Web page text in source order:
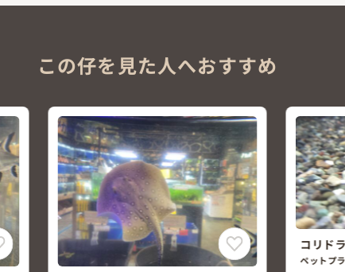
この仔を見た人へおすすめ
コリドラスビーコンコロール
ペットプラザ一宮今伊勢店